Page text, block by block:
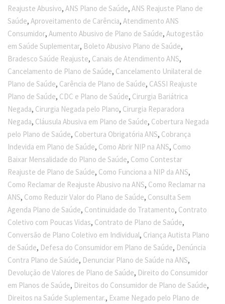
Reajuste Abusivo,ANS Plano de Saúde,ANS Reajuste Plano de
Saúde,Aproveitamento de Carência,Atendimento ANS
Consumidor,Aumento Abusivo de Plano de Saúde,Autogestão
em Saúde Suplementar, Boleto Abusivo Plano de Saúde,
Bradesco Saúde Reajuste, Canais de Atendimento ANS,
Cancelamento de Plano de Saúde, Cancelamento Unilateral de
Plano de Saúde, Carência de Plano de Saúde, CASSI Reajuste
Plano de Saúde, CDC e Plano de Saúde, Cirurgia Bariátrica
Negada, Cirurgia Negada pelo Plano, Cirurgia Reparadora
Negada, Cláusula Abusiva em Plano de Saúde, Cobertura Negada
pelo Plano de Saúde, Cobertura Obrigatória ANS, Cobrança
Indevida em Plano de Saúde, Como Abrir NIP na ANS, Como
Baixar Mensalidade do Plano de Saúde, Como Contestar
Reajuste de Plano de Saúde, Como Funciona a NIP da ANS,
Como Reclamar de Reajuste Abusivo na ANS, Como Reclamar na
ANS, Como Reduzir Valor do Plano de Saúde, Consulta Sem
Agenda Plano de Saúde, Continuidade do Tratamento, Contrato
Coletivo com Poucas Vidas, Contrato de Plano de Saúde,
Conversão de Plano Coletivo em Individual, Criança Autista Plano
de Saúde, Defesa do Consumidor em Plano de Saúde, Denúncia
Contra Plano de Saúde, Denunciar Plano de Saúde na ANS,
Devolução de Valores de Plano de Saúde, Direito do Consumidor
em Planos de Saúde, Direitos do Consumidor de Plano de Saúde,
Direitos na Saúde Suplementar., Exame Negado pelo Plano de